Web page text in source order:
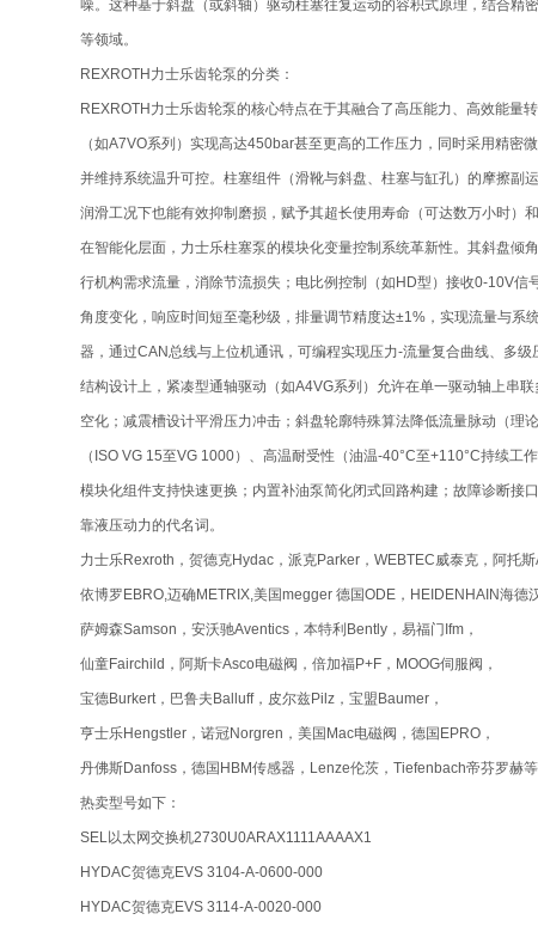
噪。这种基于斜盘（或斜轴）驱动柱塞往复运动的容积式原理，结合精
等领域。
REXROTH力士乐齿轮泵的分类：
REXROTH力士乐齿轮泵的核心特点在于其融合了高压能力、高效能
（如A7VO系列）实现高达450bar甚至更高的工作压力，同时采用精
并维持系统温升可控。柱塞组件（滑靴与斜盘、柱塞与缸孔）的摩擦
润滑工况下也能有效抑制磨损，赋予其超长使用寿命（可达数万小时）
在智能化层面，力士乐柱塞泵的模块化变量控制系统革新性。其斜盘
行机构需求流量，消除节流损失；电比例控制（如HD型）接收0-10V
角度变化，响应时间短至毫秒级，排量调节精度达±1%，实现流量与
器，通过CAN总线与上位机通讯，可编程实现压力-流量复合曲线、多级
结构设计上，紧凑型通轴驱动（如A4VG系列）允许在单一驱动轴上串
空化；减震槽设计平滑压力冲击；斜盘轮廓特殊算法降低流量脉动（
（ISO VG 15至VG 1000）、高温耐受性（油温-40°C至+110°C持续
模块化组件支持快速更换；内置补油泵简化闭式回路构建；故障诊断
靠液压动力的代名词。
力士乐Rexroth，贺德克Hydac，派克Parker，WEBTEC威泰克，阿托斯
依博罗EBRO,迈确METRIX,美国megger 德国ODE，HEIDENHAIN海德
萨姆森Samson，安沃驰Aventics，本特利Bently，易福门Ifm，
仙童Fairchild，阿斯卡Asco电磁阀，倍加福P+F，MOOG伺服阀，
宝德Burkert，巴鲁夫Balluff，皮尔兹Pilz，宝盟Baumer，
亨士乐Hengstler，诺冠Norgren，美国Mac电磁阀，德国EPRO，
丹佛斯Danfoss，德国HBM传感器，Lenze伦茨，Tiefenbach帝芬罗赫
热卖型号如下：
SEL以太网交换机2730U0ARAX1111AAAAX1
HYDAC贺德克EVS 3104-A-0600-000
HYDAC贺德克EVS 3114-A-0020-000